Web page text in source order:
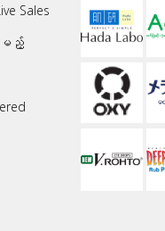
Sales
းမည့်